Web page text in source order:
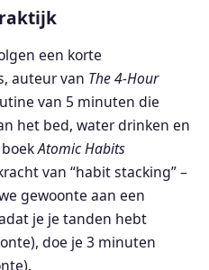
een korte
auteur van The 4-Hour
van 5 minuten die
het bed, water drinken en
boekAtomic Habits
van “habit stacking” –
gewoonte aan een
je je tanden hebt
doe je 3 minuten